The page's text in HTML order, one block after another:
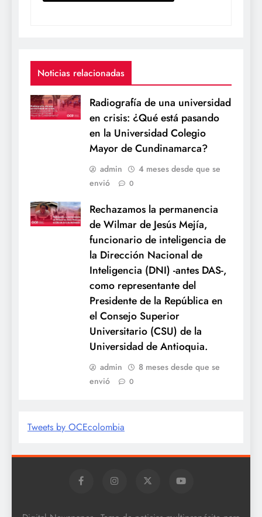
Noticias relacionadas
Radiografía de una universidad
en crisis: ¿Qué está pasando
en la Universidad Colegio
Mayor de Cundinamarca?
admin
4 meses desde que se
envió
0
Rechazamos la permanencia
de Wilmar de Jesús Mejía,
funcionario de inteligencia de
la Dirección Nacional de
Inteligencia (DNI) -antes DAS-,
como representante del
Presidente de la República en
el Consejo Superior
Universitario (CSU) de la
Universidad de Antioquia.
admin
8 meses desde que se
envió
0
Tweets by OCEcolombia